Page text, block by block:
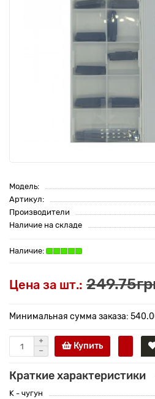
Модель:
Артикул:
Производители
Наличие на складе
Цена за шт.:
Минимальная сумма заказа:
Купить
Краткие характеристики
K - чугун